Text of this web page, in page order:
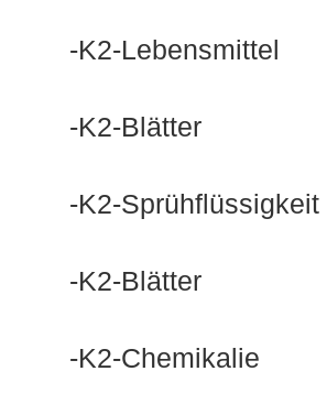
-K2-Lebensmittel
-K2-Blätter
-K2-Sprühflüssigkeit
-K2-Blätter
-K2-Chemikalie